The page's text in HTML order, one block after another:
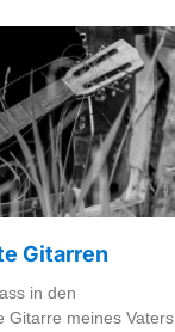
Gitarren
in den
Gitarre meines Vaters